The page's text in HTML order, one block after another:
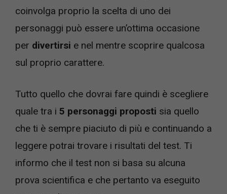
coinvolga proprio la scelta di uno dei
personaggi può essere un’ottima occasione
per divertirsi e nel mentre scoprire qualcosa
sul proprio carattere.
Tutto quello che dovrai fare quindi è scegliere
quale tra i 5 personaggi proposti sia quello
che ti è sempre piaciuto di più e continuando a
leggere potrai trovare i risultati del test. Ti
informo che il test non si basa su alcuna
prova scientifica e che pertanto va eseguito